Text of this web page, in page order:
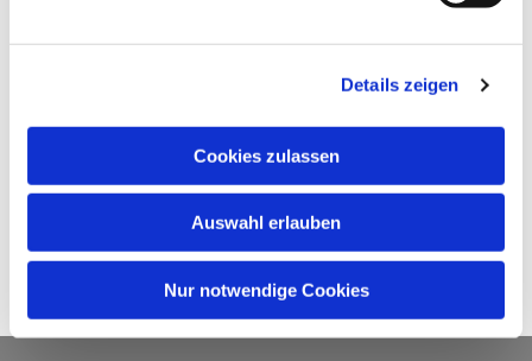
Details zeigen
Cookies zulassen
Auswahl erlauben
Nur notwendige Cookies